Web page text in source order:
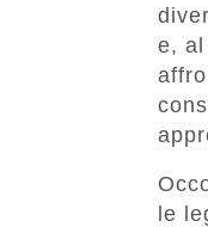
e, al
le